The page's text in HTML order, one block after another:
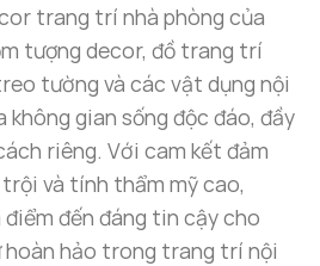
trang trí nhà phòng của
tượng decor, đồ trang trí
tường và các vật dụng nội
gian sống độc đáo, đầy
riêng. Với cam kết đảm
và tính thẩm mỹ cao,
đến đáng tin cậy cho
hoàn hảo trong trang trí nội